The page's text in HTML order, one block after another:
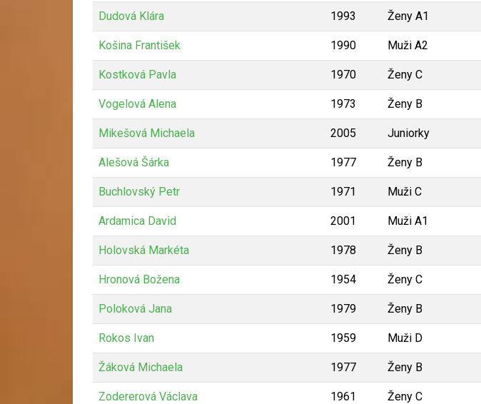
Dudová Klára 1993 Ženy A1
Košina František 1990 Muži A2
Kostková Pavla 1970 Ženy C
Vogelová Alena 1973 Ženy B
Mikešová Michaela 2005 Juniorky
Alešová Šárka 1977 Ženy B
Buchlovský Petr 1971 Muži C
Ardamica David 2001 Muži A1
Holovská Markéta 1978 Ženy B
Hronová Božena 1954 Ženy C
Poloková Jana 1979 Ženy B
Rokos Ivan 1959 Muži D
Žáková Michaela 1977 Ženy B
Zodererová Václava 1961 Ženy C